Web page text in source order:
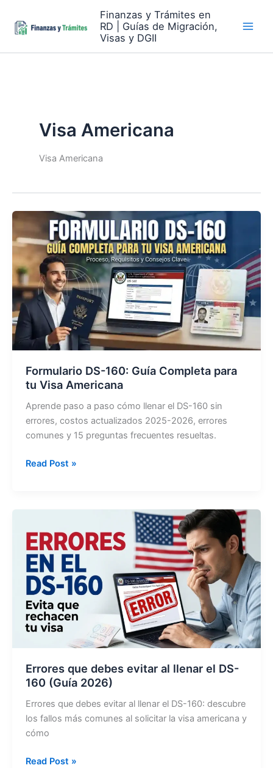
content
Finanzas y Trámites en
RD | Guías de Migración,
Visas y DGII
Visa Americana
Visa Americana
Formulario DS-160: Guía Completa para
tu Visa Americana
Aprende paso a paso cómo llenar el DS-160 sin
errores, costos actualizados 2025-2026, errores
comunes y 15 preguntas frecuentes resueltas.
Formulario
Guía
para
tu
Visa
Americana
Read Post »
Errores que debes evitar al llenar el DS-
160 (Guía 2026)
Errores que debes evitar al llenar el DS-160: descubre
los fallos más comunes al solicitar la visa americana y
cómo
Errores
Read Post »